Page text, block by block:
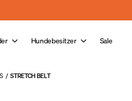
Hundebesitzer Sale
/ STRETCH BELT